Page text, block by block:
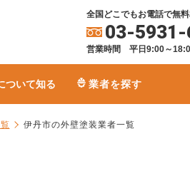
全国どこでもお電話で無
03-5931-
営業時間 平日9:00～
ついて知る 業者を探す
伊丹市の外壁塗装業者一覧